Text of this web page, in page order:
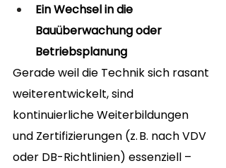
Ein Wechsel in die
Bauüberwachung oder
Betriebsplanung
Gerade weil die Technik sich rasant
weiterentwickelt, sind
kontinuierliche Weiterbildungen
und Zertifizierungen (z. B. nach VDV
oder DB-Richtlinien) essenziell –